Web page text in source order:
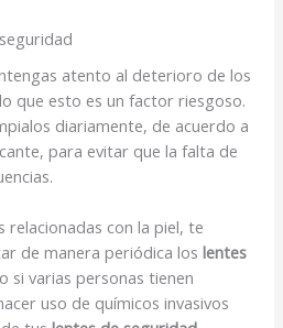
atento al deterioro de los
que esto es un factor riesgoso.
diariamente, de acuerdo a
para evitar que la falta de
relacionadas con la piel, te
de manera periódica loslentes
si varias personas tienen
uso de químicos invasivos